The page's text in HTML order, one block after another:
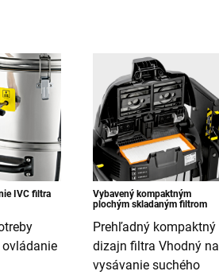
IVC filtra
Vybavený kompaktným
plochým skladaným filtrom
Prehľadný kompaktný
dizajn filtra Vhodný na
vysávanie suchého